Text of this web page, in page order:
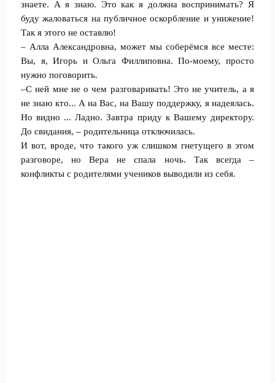
знаете. А я знаю. Это как я должна воспринимать? Я
буду жаловаться на публичное оскорбление и унижение!
Так я этого не оставлю!
– Алла Александровна, может мы соберёмся все месте:
Вы, я, Игорь и Ольга Филлиповна. По-моему, просто
нужно поговорить.
–С ней мне не о чем разговаривать! Это не учитель, а я
не знаю кто... А на Вас, на Вашу поддержку, я надеялась.
Но видно ... Ладно. Завтра приду к Вашему директору.
До свидания, – родительница отключилась.
И вот, вроде, что такого уж слишком гнетущего в этом
разговоре, но Вера не спала ночь. Так всегда –
конфликты с родителями учеников выводили из себя.